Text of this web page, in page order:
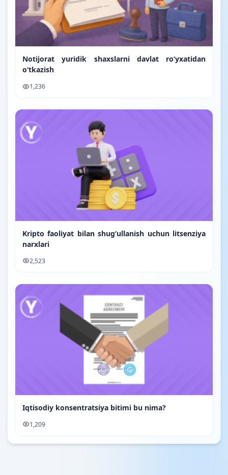
Notijorat yuridik shaxslarni davlat ro‘yxatidan
o‘tkazish
1,236
Kripto faoliyat bilan shugʻullanish uchun litsenziya
narxlari
2,523
Iqtisodiy konsentratsiya bitimi bu nima?
1,209